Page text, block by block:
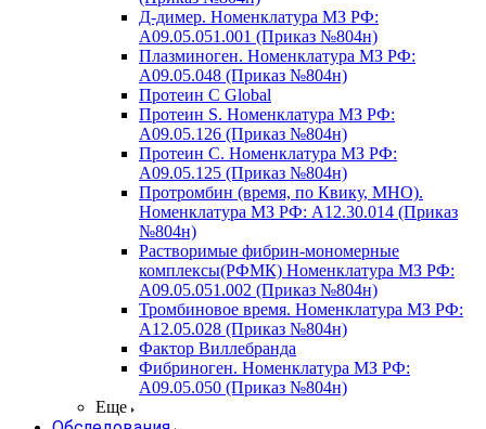
Д-димер. Номенклатура МЗ РФ:
A09.05.051.001 (Приказ №804н)
Плазминоген. Номенклатура МЗ РФ:
A09.05.048 (Приказ №804н)
Протеин C Global
Протеин S. Номенклатура МЗ РФ:
A09.05.126 (Приказ №804н)
Протеин С. Номенклатура МЗ РФ:
A09.05.125 (Приказ №804н)
Протромбин (время, по Квику, МНО).
Номенклатура МЗ РФ: A12.30.014 (Приказ
№804н)
Растворимые фибрин-мономерные
комплексы(РФМК) Номенклатура МЗ РФ:
A09.05.051.002 (Приказ №804н)
Тромбиновое время. Номенклатура МЗ РФ:
A12.05.028 (Приказ №804н)
Фактор Виллебранда
Фибриноген. Номенклатура МЗ РФ:
A09.05.050 (Приказ №804н)
Еще